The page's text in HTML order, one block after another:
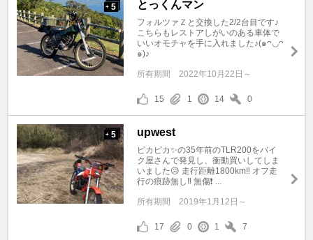
+ 5 とっくんマン
フォルツァＺと交換した2/2台目です♪
こちらもレストアしがいのある車体で
いいオモチャを手に入れました♪(๑ᴖ◡ᴖ
๑)♪
所有期間 2022年10月22日～
15 1 14 0
+ 5 upwest
ピカピカ✨の35年前のTLR200をバイ
ク屋さんで発見し、衝動買いしてしま
いました😥 走行距離1800km‼️ オフ走
行の痕跡無し‼️ 無傷❗️ ...
所有期間 2019年1月12日～
17 0 1 7